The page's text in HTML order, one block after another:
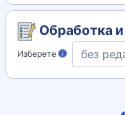
Обработка
Изберете